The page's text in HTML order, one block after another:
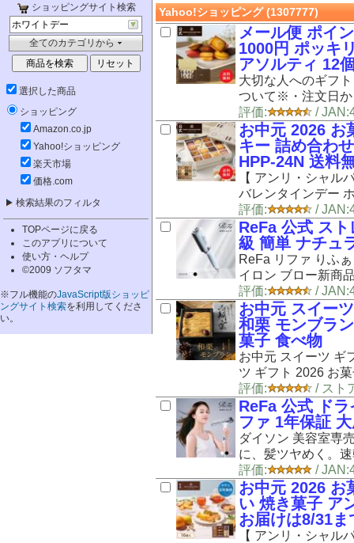
ショッピングサイト検索
全てのカテゴリから
選択した商品
ショッピング
Amazon.co.jp
Yahoo!ショッピング
楽天市場
価格.com
検索結果のフィルタ
TOPページに戻る
このアプリについて
使い方・ヘルプ
©2009 ソフタマ
※フル機能のJavaScript版ショッピ
ングサイト検索を利用してくださ
い。
Yahoo!ショッピング(1307777)
メール便 ポイ
1000円 ポッキ
アソルティ 12
大切な人へのギフ
ついて※・注文日
評価:
/
お中元 2026 お
キー 詰め合わ
HPP-24N 送料
【 アンリ・シャル
バレンタインデー
評価:
/
ReFa 公式 ス
級 簡単 ナチュ
ReFa リファ りふ
イロン ブロー新商
評価:
/
お中元 スイー
和栗 モンブラ
菓子 食べ物
お中元 スイーツ ギ
ツ ギフト 2026 お
評価:
/ スト
ReFa 公式 ド
ファ 1年保証
ダイソン 美容室専
に、髪ツヤめく。
評価:
/
お中元 2026 お
い 焼き菓子 ア
お届けは8/31ま
【 アンリ・シャル